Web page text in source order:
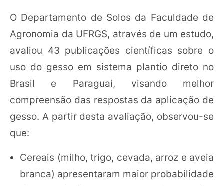
O Departamento de Solos da Faculdade de
Agronomia da UFRGS, através de um estudo,
avaliou 43 publicações científicas sobre o
uso do gesso em sistema plantio direto no
Brasil e Paraguai, visando melhor
compreensão das respostas da aplicação de
gesso. A partir desta avaliação, observou-se
que:
Cereais (milho, trigo, cevada, arroz e aveia
branca) apresentaram maior probabilidade